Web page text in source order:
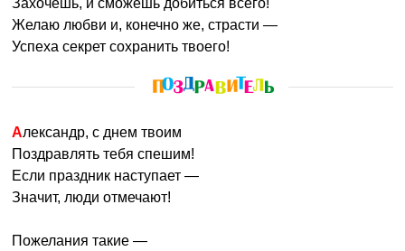
Захочешь, и сможешь добиться всего!
Желаю любви и, конечно же, страсти —
Успеха секрет сохранить твоего!
Александр, с днем твоим
Поздравлять тебя спешим!
Если праздник наступает —
Значит, люди отмечают!
Пожелания такие —